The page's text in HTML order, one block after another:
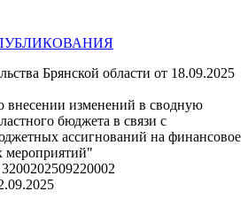
Брянской области от 18.09.2025
изменений в сводную
бюджета в связи с
ассигнований на финансовое
мероприятий"
3200202509220002